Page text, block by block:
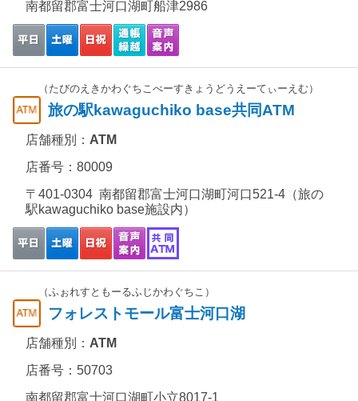
南都留郡富士河口湖町船津2986
（たびのえきかわぐちこべーすきょうどうえーてぃーえむ）
旅の駅kawaguchiko base共同ATM
店舗種別： ATM
店番号：80009
〒401-0304 南都留郡富士河口湖町河口521-4（旅の
駅kawaguchiko base施設内）
（ふぉれすともーるふじかわぐちこ）
フォレストモール富士河口湖
店舗種別： ATM
店番号：50703
南都留郡富士河口湖町小立8017-1